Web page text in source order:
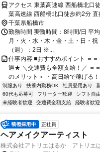
アクセス 東葉高速線 西船橋北口
葉高速線 西船橋北口徒歩約2分
千葉県船橋市
勤務時間 実働時間：8時間/日 平
月・火・水・木・金・土・日・
（週）：2日 ※...
仕事内容 ■おすすめポイント ＝
遇★ ＼交通費も全額支給！／ ＝
のメリット＞ ・高日給で稼げる
制服あり 扶養内勤務OK 社員登用あり
60代も応募可
フリーター歓迎 シフト自由
未経験者歓迎
交通費全額支給 経験者歓迎
正社員
ヘアメイクアーティスト
株式会社アトリエはるか アトリエ